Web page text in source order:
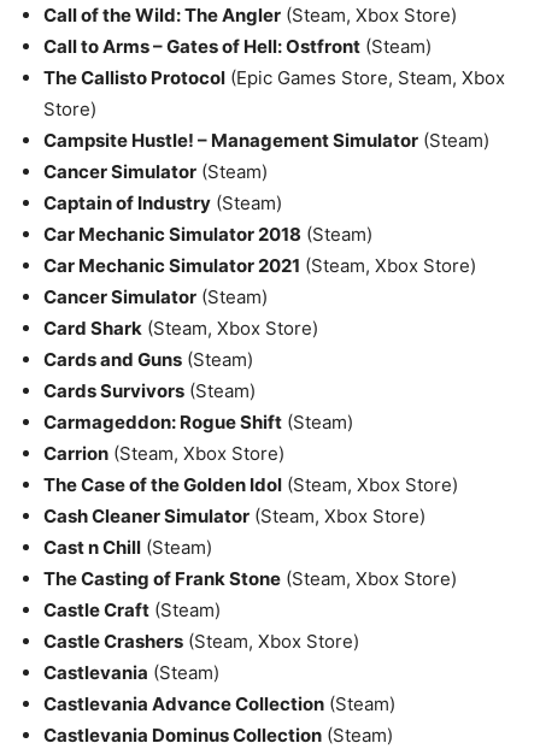
Call of the Wild: The Angler (Steam, Xbox Store)
Call to Arms – Gates of Hell: Ostfront (Steam)
The Callisto Protocol (Epic Games Store, Steam, Xbox
Store)
Campsite Hustle! – Management Simulator (Steam)
Cancer Simulator (Steam)
Captain of Industry (Steam)
Car Mechanic Simulator 2018 (Steam)
Car Mechanic Simulator 2021 (Steam, Xbox Store)
Cancer Simulator (Steam)
Card Shark (Steam, Xbox Store)
Cards and Guns (Steam)
Cards Survivors (Steam)
Carmageddon: Rogue Shift (Steam)
Carrion (Steam, Xbox Store)
The Case of the Golden Idol (Steam, Xbox Store)
Cash Cleaner Simulator (Steam, Xbox Store)
Cast n Chill (Steam)
The Casting of Frank Stone (Steam, Xbox Store)
Castle Craft (Steam)
Castle Crashers (Steam, Xbox Store)
Castlevania (Steam)
Castlevania Advance Collection (Steam)
Castlevania Dominus Collection (Steam)